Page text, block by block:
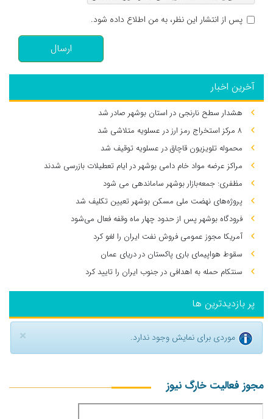
پس از انتشار این نظر، به من اطلاع داده شود.
ارسال
آخرین اخبار
هشدار سطح نارنجی در استان بوشهر صادر شد
۸ مرکز استخراج رمز ارز در عسلویه متلاشی شد
محموله تلویزیون قاچاق در عسلویه توقیف شد
مراکز عرضه مواد خام دامی بوشهر در ایام تعطیلات بازرسی شدند
مظفری: جمعه‌بازار بوشهر ساماندهی می‌ شود
پروژه‌های نهضت ملی مسکن بوشهر تعیین تکلیف شد
فرودگاه بوشهر پس از حدود چهار ماه وقفه فعال می‌شود
آمریکا مجوز عمومی فروش نفت ایران را لغو کرد
سقوط هواپیمای باری پاکستان در دریای عمان
سنتکام حمله به اهدافی در جنوب ایران را تایید کرد
پر بازدیدترین ها
× موردی برای نمایش وجود ندارد.
مجوز فعالیت خارگ نیوز